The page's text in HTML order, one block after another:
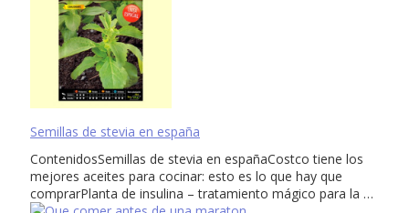
Semillas de stevia en españa
ContenidosSemillas de stevia en españaCostco tiene los
mejores aceites para cocinar: esto es lo que hay que
comprarPlanta de insulina – tratamiento mágico para la …